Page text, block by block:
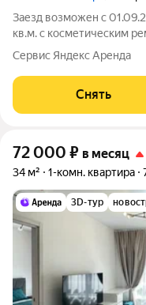
Заезд возможен с
кв.м. с косметическим
доме на срок от 11 месяцев. Из
Духовой шкаф Стиральная машина Холодильник Дом -
панельный, окна выходят
Сервис Яндекс Аренда
Снять
72 000 ₽ в месяц
34 м² 1-комн. квартира
3D-тур